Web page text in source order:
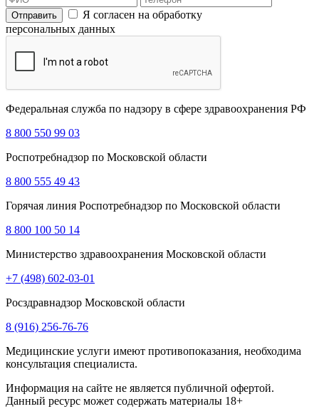
Я согласен на обработку
персональных данных
Федеральная служба по надзору в сфере здравоохранения РФ
8 800 550 99 03
Роспотребнадзор по Московской области
8 800 555 49 43
Горячая линия Роспотребнадзор по Московской области
8 800 100 50 14
Министерство здравоохранения Московской области
+7 (498) 602-03-01
Росздравнадзор Московской области
8 (916) 256-76-76
Медицинские услуги имеют противопоказания, необходима
консультация специалиста.
Информация на сайте не является публичной офертой.
Данный ресурс может содержать материалы 18+